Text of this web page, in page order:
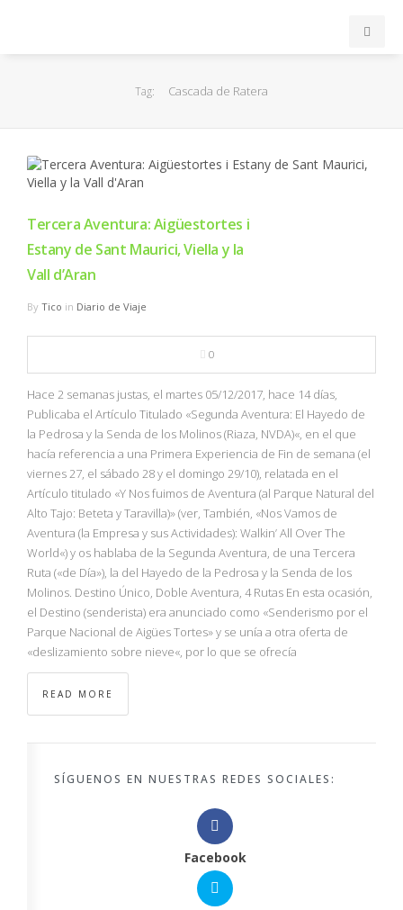
EuroLeague
FEB
FIBA
OTROS
NBA
MULTIMEDIA
RIO 2016
Tag: Cascada de Ratera
Tercera Aventura: Aigüestortes i
Estany de Sant Maurici, Viella y la
Vall d’Aran
By Tico in Diario de Viaje
0
Hace 2 semanas justas, el martes 05/12/2017, hace 14 días,
Publicaba el Artículo Titulado «Segunda Aventura: El Hayedo de
la Pedrosa y la Senda de los Molinos (Riaza, NVDA)«, en el que
hacía referencia a una Primera Experiencia de Fin de semana (el
viernes 27, el sábado 28 y el domingo 29/10), relatada en el
Artículo titulado «Y Nos fuimos de Aventura (al Parque Natural del
Alto Tajo: Beteta y Taravilla)» (ver, También, «Nos Vamos de
Aventura (la Empresa y sus Actividades): Walkin’ All Over The
World«) y os hablaba de la Segunda Aventura, de una Tercera
Ruta («de Día»), la del Hayedo de la Pedrosa y la Senda de los
Molinos. Destino Único, Doble Aventura, 4 Rutas En esta ocasión,
el Destino (senderista) era anunciado como «Senderismo por el
Parque Nacional de Aigües Tortes» y se unía a otra oferta de
«deslizamiento sobre nieve«, por lo que se ofrecía
READ MORE
SÍGUENOS EN NUESTRAS REDES SOCIALES:
Facebook